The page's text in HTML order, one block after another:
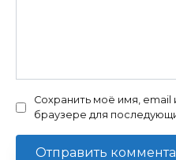
Сохранить моё имя, email
браузере для